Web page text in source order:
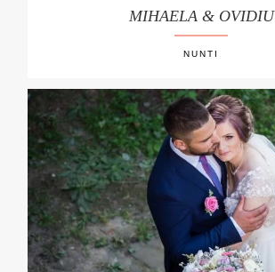
MIHAELA & OVIDIU
NUNTI